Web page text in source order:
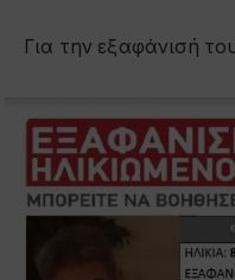
Για την εξαφάνισή